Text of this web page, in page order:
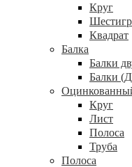
Круг
Квадрат
Балка
Балки
Балки
Круг
Лист
Полоса
Труба
Полоса